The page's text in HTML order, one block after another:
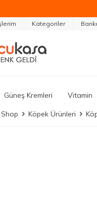
Kategoriler
Güneş Kremleri Vitamin
Köpek Ürünleri